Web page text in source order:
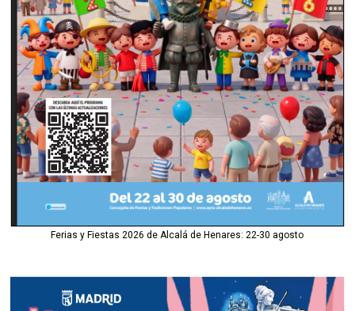
Ferias y Fiestas 2026 de Alcalá de Henares: 22-30 agosto